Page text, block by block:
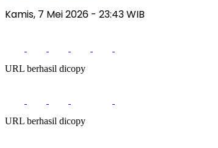
Kamis, 7 Mei 2026 - 23:43 WIB
URL berhasil dicopy
URL berhasil dicopy